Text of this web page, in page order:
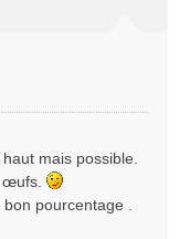
mais possible.
pourcentage .